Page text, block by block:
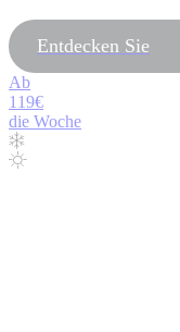
Entdecken Sie
Ab
119€
die Woche